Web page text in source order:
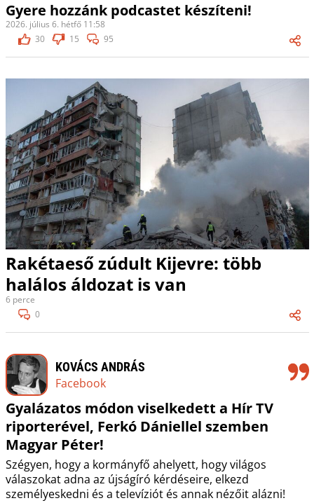
Gyere hozzánk podcastet készíteni!
2026. július 6. hétfő 11:58
30
15 95
Rakétaeső zúdult Kijevre: több
halálos áldozat is van
6 perce
0
KOVÁCS ANDRÁS
Facebook
Gyalázatos módon viselkedett a Hír TV
riporterével, Ferkó Dániellel szemben
Magyar Péter!
Szégyen, hogy a kormányfő ahelyett, hogy világos
válaszokat adna az újságíró kérdéseire, elkezd
személyeskedni és a televíziót és annak nézőit alázni!